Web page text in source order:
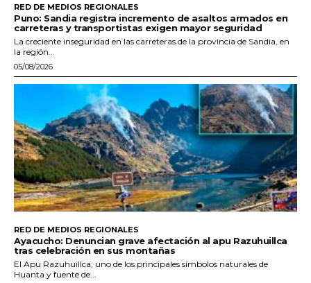
RED DE MEDIOS REGIONALES
Puno: Sandia registra incremento de asaltos armados en
carreteras y transportistas exigen mayor seguridad
La creciente inseguridad en las carreteras de la provincia de Sandia, en
la región...
05/08/2026
RED DE MEDIOS REGIONALES
Ayacucho: Denuncian grave afectación al apu Razuhuillca
tras celebración en sus montañas
El Apu Razuhuillca, uno de los principales símbolos naturales de
Huanta y fuente de...